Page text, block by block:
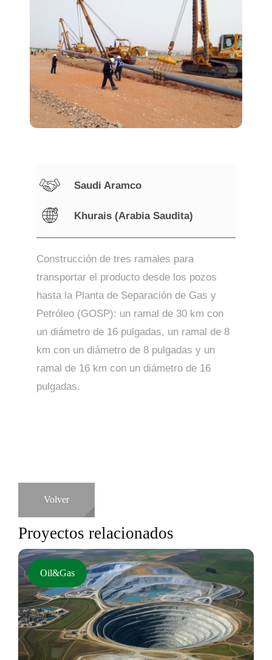
Saudi Aramco
Khurais (Arabia Saudita)
Construcción de tres ramales para
transportar el producto desde los pozos
hasta la Planta de Separación de Gas y
Petróleo (GOSP): un ramal de 30 km con
un diámetro de 16 pulgadas, un ramal de 8
km con un diámetro de 8 pulgadas y un
ramal de 16 km con un diámetro de 16
pulgadas.
Volver
Proyectos relacionados
Oil&Gas